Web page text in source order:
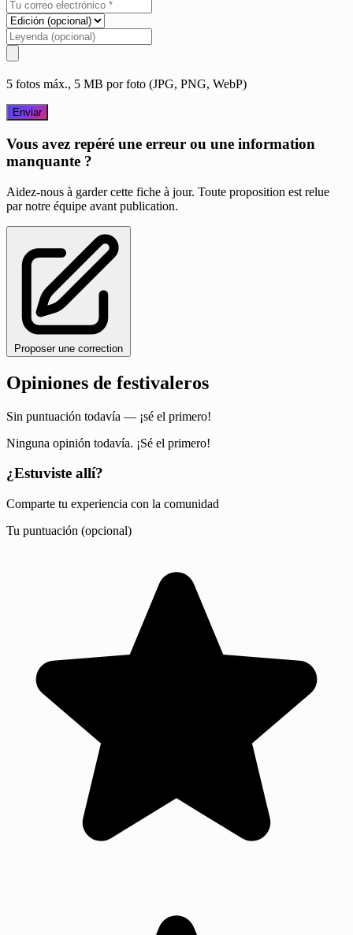
5 fotos máx., 5 MB por foto (JPG, PNG, WebP)
Enviar
Vous avez repéré une erreur ou une information
manquante ?
Aidez-nous à garder cette fiche à jour. Toute proposition est relue
par notre équipe avant publication.
Proposer une correction
Opiniones de festivaleros
Sin puntuación todavía — ¡sé el primero!
Ninguna opinión todavía. ¡Sé el primero!
¿Estuviste allí?
Comparte tu experiencia con la comunidad
Tu puntuación (opcional)